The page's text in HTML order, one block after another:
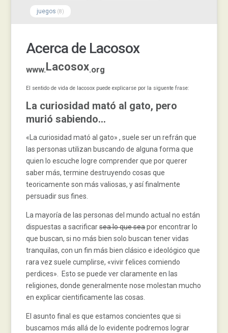
juegos (8)
Acerca de Lacosox
www.Lacosox.org
El sentido de vida de lacosox puede explicarse por la siguente frase:
La curiosidad mató al gato, pero
murió sabiendo…
«La curiosidad mató al gato» , suele ser un refrán que
las personas utilizan buscando de alguna forma que
quien lo escuche logre comprender que por querer
saber más, termine destruyendo cosas que
teoricamente son más valiosas, y así finalmente
persuadir sus fines.
La mayoría de las personas del mundo actual no están
dispuestas a sacrificarsea lo que seapor encontrar lo
que buscan, si no más bien solo buscan tener vidas
tranquilas, con un fin más bien clásico e ideológico que
rara vez suele cumplirse, «vivir felices comiendo
perdices». Esto se puede ver claramente en las
religiones, donde generalmente nose molestan mucho
en explicar cientificamente las cosas.
El asunto final es que estamos concientes que si
buscamos más allá de lo evidente podremos lograr